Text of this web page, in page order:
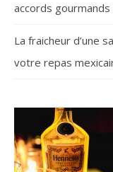
accords gourmands
La fraicheur d’une
votre repas